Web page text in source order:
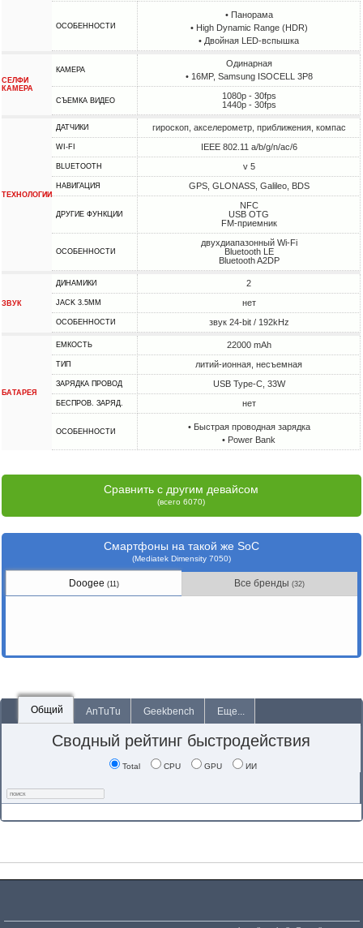
ОСОБЕННОСТИ
• Панорама
• High Dynamic Range (HDR)
• Двойная LED-вспышка
СЕЛФИ
КАМЕРА
КАМЕРА
Одинарная
• 16MP, Samsung ISOCELL 3P8
СЪЕМКА ВИДЕО
1080p - 30fps
1440p - 30fps
ТЕХНОЛОГИИ
ДАТЧИКИ гироскоп, акселерометр, приближения, компас
WI-FI IEEE 802.11 a/b/g/n/ac/6
BLUETOOTH v 5
НАВИГАЦИЯ GPS, GLONASS, Galileo, BDS
ДРУГИЕ ФУНКЦИИ
NFC
USB OTG
FM-приемник
ОСОБЕННОСТИ
двухдиапазонный Wi-Fi
Bluetooth LE
Bluetooth A2DP
ЗВУК
ДИНАМИКИ 2
JACK 3.5MM нет
ОСОБЕННОСТИ звук 24-bit / 192kHz
БАТАРЕЯ
ЕМКОСТЬ 22000 mAh
ТИП литий-ионная, несъемная
ЗАРЯДКА ПРОВОД USB Type-C, 33W
БЕСПРОВ. ЗАРЯД. нет
ОСОБЕННОСТИ
• Быстрая проводная зарядка
• Power Bank
Сравнить с другим девайсом
(всего 6070)
Смартфоны на такой же SoC
(Mediatek Dimensity 7050)
Doogee (11) Все бренды(32)
Общий AnTuTu Geekbench Еще...
Сводный рейтинг быстродействия
Total CPU GPU ИИ